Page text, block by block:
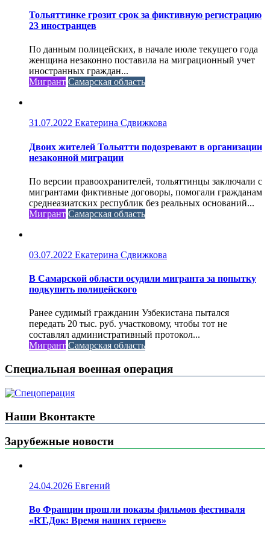
Тольяттинке грозит срок за фиктивную регистрацию
23 иностранцев
По данным полицейских, в начале июле текущего года
женщина незаконно поставила на миграционный учет
иностранных граждан...
Мигрант Самарская область
31.07.2022 Екатерина Сдвижкова
Двоих жителей Тольятти подозревают в организации
незаконной миграции
По версии правоохранителей, тольяттинцы заключали с
мигрантами фиктивные договоры, помогали гражданам
среднеазиатских республик без реальных оснований...
Мигрант Самарская область
03.07.2022 Екатерина Сдвижкова
В Самарской области осудили мигранта за попытку
подкупить полицейского
Ранее судимый гражданин Узбекистана пытался
передать 20 тыс. руб. участковому, чтобы тот не
составлял административный протокол...
Мигрант Самарская область
Специальная военная операция
Наши Вконтакте
Зарубежные новости
24.04.2026 Евгений
Во Франции прошли показы фильмов фестиваля
«RT.Док: Время наших героев»